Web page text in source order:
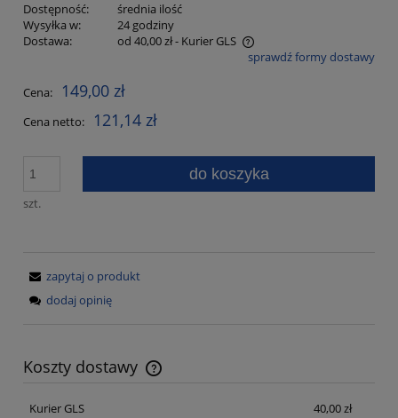
Dostępność:
średnia ilość
Wysyłka w:
24 godziny
Dostawa:
od 40,00 zł- Kurier GLS
Cena nie zawiera ewentualnych kosztów płatnościsprawdź formy dostawy
Cena: 149,00 zł
Cena netto: 121,14 zł
szt.
do koszyka
zapytaj o produkt
dodaj opinię
Koszty dostawy
Cena nie zawiera ewentualnych kosztów płatności
Kurier GLS
40,00 zł